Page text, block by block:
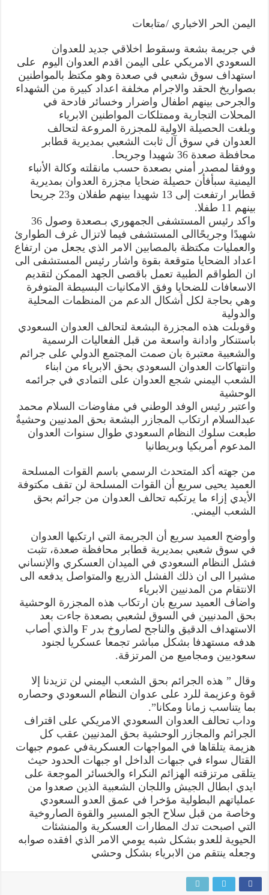
صعدة
والضحايا
٣٩شهيدا
وجريحا
بينهم
١٢طفلا
مغلقة
اليمن الحر الاخباري /متابعات
في جريمة بشعة وسقوط اخلاقي جديد للعدوان
السعودي الامريكي على اليمن اقدم العدوان اليوم على
استهداف سوق شعبي في صعدة وهو مكتظ بالمواطنين
بصواريخ الحقد والاجرام مخلفة اعداد كبيرة من الشهداء
والجرحى بينهم اطفال واضرار وخسائر فادحة في
المحلات التجارية وممتلكات المواطنين الابرياء
وبلغت الحصيلة الاولية للمجزرة المروعة لتحالف
العدوان في سوق آل ثابت الشعبي بمديرية قطابر
محافظة صعدة 36 شهيدا وجريحا.
ووفقا لمصدر أمني بصعدة حسب مانقلته وكالة الأنباء
اليمنية سبأفأن حصيلة ضحايا مجزرة العدوان بمديرية
قطابر ارتفعت إلى 13 شهيدا بينهم طفلان و23 جريحا
بينهم 11 طفلا.
واكد رئيس المستشفى الجمهوري بـصعدة وصول 36
شهيدًا وجريحًاالى المستشفى فيما لاتزال غرف الطوارئ
والعمليات مكتظة بالمصابين الامر الذي يجعل من ارتفاع
اعداد الضحايا متوقعة بقوة واشار رئيس المستشفى الى
ان الطواقم الطبية تعمل باقصى الجهد الممكن لتقديم
الاسعافات للضحايا وفق الامكانيات البسيطة المتوفرة
وهي بحاجة لكل أشكال الدعم من المنظمات المحلية
والدولية
وقوبلت هذه المجزرة البشعة لتحالف العدوان السعودي
باستنكار وادانة واسعة من قبل الفعاليات الرسمية
والشعبية معتبرة بان صمت المجتمع الدولي على جرائم
وانتهاكات العدوان السعودي بحق الابرياء من ابناء
الشعب اليمني شجع العدوان على التمادي في جرائمه
الوحشية
واعتبر رئيس الوفد الوطني في مفاوضات السلام محمد
عبدالسلام ارتكاب المجازر البشعة بحق المدنيين وحشيةٌ
طبعت سلوك النظام السعودي طوال سنوات العدوان
المدعوم أمريكيا وبريطانيا
من جهته أكد المتحدث الرسمي باسم القوات المسلحة
العميد يحيى سريع أن القوات المسلحة لن تقف مكتوفة
الأيدي إزاء ما يرتكبه تحالف العدوان من جرائم بحق
الشعب اليمني.
وأوضح العميد سريع أن الجريمة التي ارتكبها العدوان
في سوق شعبي بمديرية قطابر محافظة صعدة، تثبت
فشل النظام السعودي في الميدان العسكري والإنساني
مشيرا الى ان ذلك الفشل الذريع والمتواصل يدفعه الى
الانتقام من المدنيين الابرياء
واضاف العميد سريع بان ارتكاب هذه المجزرة الوحشية
بحق المدنيين في السوق لشعبي بصعدة جاءت بعد
الاستهداف الدقيق والناجح لصاروخ بدر F والذي أصاب
هدفه مستهدفا بشكل مباشر تجمعا عسكريا لجنود
سعوديين ومجاميع من المرتزقة.
وقال ” هذه الجرائم بحق الشعب اليمني لن تزيدنا إلا
قوة وعزيمة للرد على عدوان النظام السعودي وحصاره
بما يتناسب زمانا ومكانا”.
وداب تحالف العدوان السعودي الامريكي على اقتراف
الجرائم والمجازر الوحشية بحق المدنيين عقب كل
هزيمة يتلقاها في المواجهات العسكريةفي عموم جبهات
القتال سواء في جبهات الداخل او جبهات الحدود حيث
يتلقى مرتزقته الهزائم النكراء والخسائر الموجعة على
ايدي ابطال الجيش واللجان الشعبية الذين صعدوا من
عملياتهم البطولية مؤخرا في عمق العدو السعودي
وخاصة من قبل سلاح الجو المسير والقوة الصاروخية
التي اصبحت تدك المطارات العسكرية والمنشئات
الحيوية للعدو بشكل شبه يومي الامر الذي افقده صوابه
وجعله ينتقم من الابرياء بشكل وحشي